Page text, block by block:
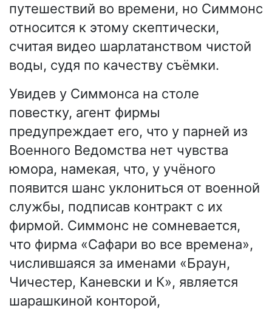
путешествий во времени, но Симмонс
относится к этому скептически,
считая видео шарлатанством чистой
воды, судя по качеству съёмки.
Увидев у Симмонса на столе
повестку, агент фирмы
предупреждает его, что у парней из
Военного Ведомства нет чувства
юмора, намекая, что, у учёного
появится шанс уклониться от военной
службы, подписав контракт с их
фирмой. Симмонс не сомневается,
что фирма «Сафари во все времена»,
числившаяся за именами «Браун,
Чичестер, Каневски и К», является
шарашкиной конторой,